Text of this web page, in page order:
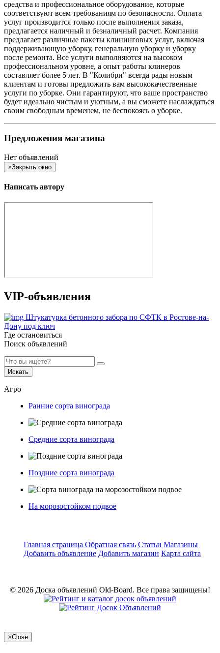
средства и профессиональное оборудование, которые
соответствуют всем требованиям по безопасности. Оплата
услуг производится только после выполнения заказа,
предлагается наличный и безналичный расчет. Компания
предлагает различные пакеты клининговых услуг, включая
поддерживающую уборку, генеральную уборку и уборку
после ремонта. Все услуги выполняются на высоком
профессиональном уровне, а опыт работы клинеров
составляет более 5 лет. В "Колибри" всегда рады новым
клиентам и готовы предложить вам высококачественные
услуги по уборке. Они гарантируют, что ваше пространство
будет идеально чистым и уютным, а вы сможете наслаждаться
своим свободным временем, не беспокоясь о уборке.
Предложения магазина
Нет объявлений
×Закрыть окно
Написать автору
VIP-объявления
Штукатурка бетонного забора по СФТК в Ростове-на-
Дону под ключ
Где остановиться
Поиск объявлений
Искать
Агро
Ранние сорта винограда
Средние сорта винограда
Поздние сорта винограда
На морозостойком подвое
Главная страница Обратная связь Статьи Магазины
Добавить объявление Добавить магазин Карта сайта
© 2026 Доска объявлений Old-Board. Все права защищены!
×Close